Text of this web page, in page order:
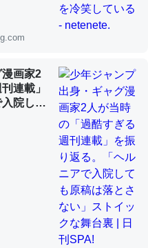
量。進化すればするほど分
か。知らんかった。調べたら
ビの600分の1程度。
大問題＝「昆虫はなぜ海にいな
画家2
連載」
院して
ックな